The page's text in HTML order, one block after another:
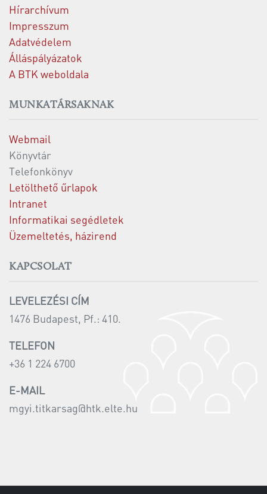
Hírarchívum
Impresszum
Adatvédelem
Álláspályázatok
A BTK weboldala
MUNKATÁRSAKNAK
Webmail
Könyvtár
Telefonkönyv
Letölthető űrlapok
Intranet
Informatikai segédletek
Üzemeltetés, házirend
KAPCSOLAT
LEVELEZÉSI CÍM
1476 Budapest, Pf.: 410.
TELEFON
+36 1 224 6700
E-MAIL
mgyi.titkarsag@htk.elte.hu